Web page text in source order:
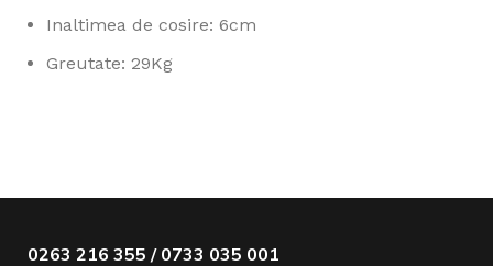
Inaltimea de cosire: 6cm
Greutate: 29Kg
0263 216 355 / 0733 035 001